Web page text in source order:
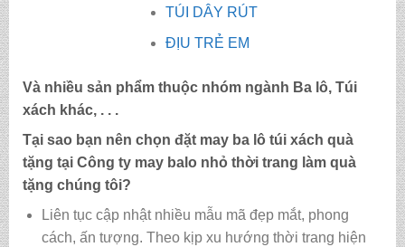
TÚI DÂY RÚT
ĐỊU TRẺ EM
Và nhiều sản phẩm thuộc nhóm ngành Ba lô, Túi
xách khác, . . .
Tại sao bạn nên chọn đặt may ba lô túi xách quà
tặng tại Công ty maybalo nhỏ thời trang làm quà
tặng chúng tôi?
Liên tục cập nhật nhiều mẫu mã đẹp mắt, phong
cách, ấn tượng. Theo kịp xu hướng thời trang hiện